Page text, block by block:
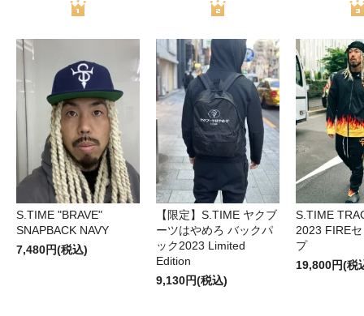
S.TIME "BRAVE"
SNAPBACK NAVY
7,480円(税込)
【限定】S.TIME ヤクブ
ーツはやめろ バックパ
ック2023 Limited
Edition
9,130円(税込)
S.TIME
2023 FIRE
プ
19,800円(税